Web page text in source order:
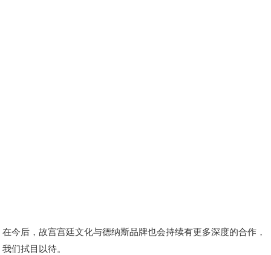
在今后，故宫宫廷文化与德纳斯品牌也会持续有更多深度的合作，
我们拭目以待。